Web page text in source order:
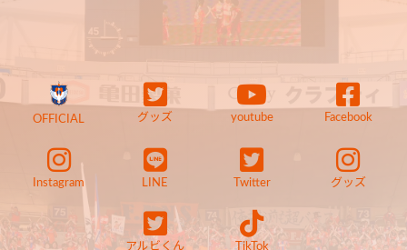
OFFICIAL グッズ youtube Facebook
Instagram LINE Twitter グッズ
アルビくん TikTok